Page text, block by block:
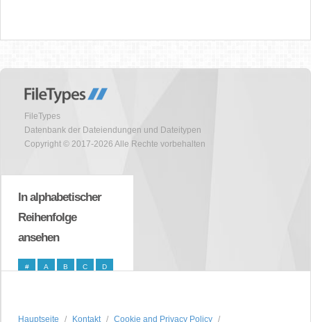
FileTypes
Datenbank der Dateiendungen und Dateitypen
Copyright © 2017-2026 Alle Rechte vorbehalten
In alphabetischer
Reihenfolge
ansehen
# A B C D
Hauptseite Kontakt Cookie and Privacy Policy